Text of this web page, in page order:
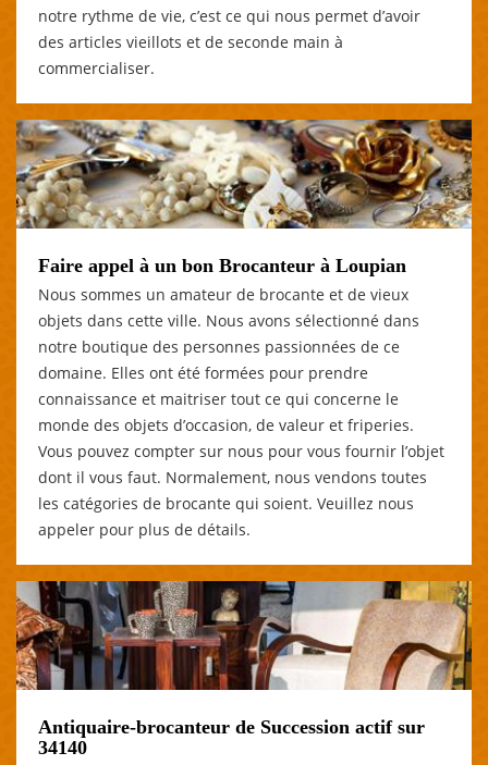
notre rythme de vie, c’est ce qui nous permet d’avoir
des articles vieillots et de seconde main à
commercialiser.
Faire appel à un bon Brocanteur à Loupian
Nous sommes un amateur de brocante et de vieux
objets dans cette ville. Nous avons sélectionné dans
notre boutique des personnes passionnées de ce
domaine. Elles ont été formées pour prendre
connaissance et maitriser tout ce qui concerne le
monde des objets d’occasion, de valeur et friperies.
Vous pouvez compter sur nous pour vous fournir l’objet
dont il vous faut. Normalement, nous vendons toutes
les catégories de brocante qui soient. Veuillez nous
appeler pour plus de détails.
Antiquaire-brocanteur de Succession actif sur
34140